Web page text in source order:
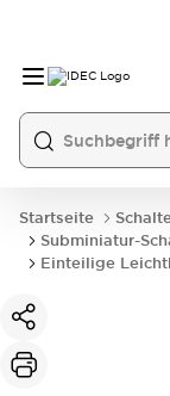
Startseite
Subminiatur-
Einteilige